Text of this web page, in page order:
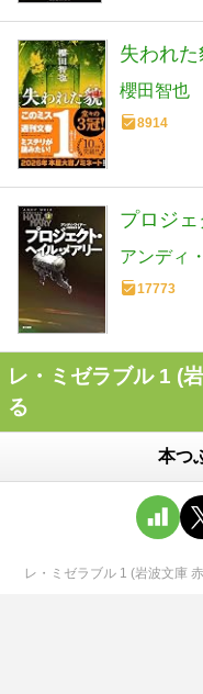
失われた
櫻田智也
8914
プロジ
アンディ
17773
レ・ミゼラブル 1 (
る
本つ
レ・ミゼラブル 1 (岩波文庫